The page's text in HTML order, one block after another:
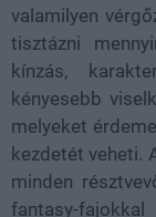
valamilyen
tisztázni
kínzás,
kényesebb
melyeket
kezdetét veheti.
minden
fantasy-